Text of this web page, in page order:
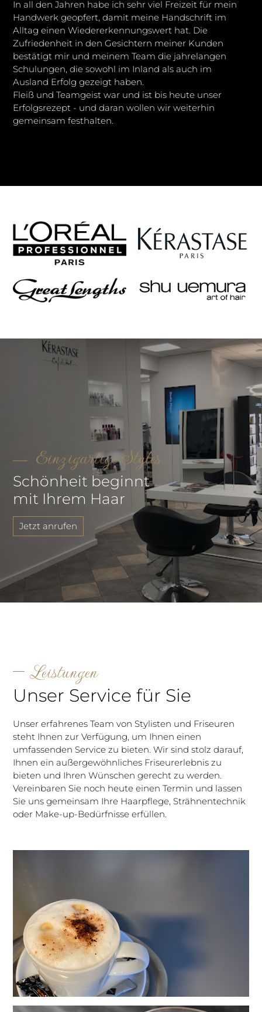
In all den Jahren habe ich sehr viel Freizeit für mein
Handwerk geopfert, damit meine Handschrift im
Alltag einen Wiedererkennungswert hat. Die
Zufriedenheit in den Gesichtern meiner Kunden
bestätigt mir und meinem Team die jahrelangen
Schulungen, die sowohl im Inland als auch im
Ausland Erfolg gezeigt haben.
Fleiß und Teamgeist war und ist bis heute unser
Erfolgsrezept - und daran wollen wir weiterhin
gemeinsam festhalten.
Einzigartige Styles
Schönheit beginnt
mit Ihrem Haar
Jetzt anrufen
Leistungen
Unser Service für Sie
Unser erfahrenes Team von Stylisten und Friseuren
steht Ihnen zur Verfügung, um Ihnen einen
umfassenden Service zu bieten. Wir sind stolz darauf,
Ihnen ein außergewöhnliches Friseurerlebnis zu
bieten und Ihren Wünschen gerecht zu werden.
Vereinbaren Sie noch heute einen Termin und lassen
Sie uns gemeinsam Ihre Haarpflege, Strähnentechnik
oder Make-up-Bedürfnisse erfüllen.